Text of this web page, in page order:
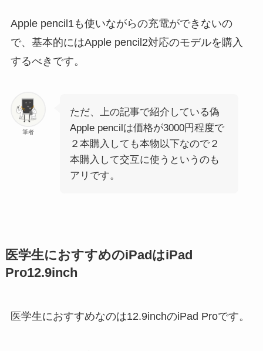
Apple pencil1も使いながらの充電ができないの
で、基本的にはApple pencil2対応のモデルを購入
するべきです。
筆者
ただ、上の記事で紹介している偽
Apple pencilは価格が3000円程度で
２本購入しても本物以下なので２
本購入して交互に使うというのも
アリです。
医学生におすすめのiPad はiPad
Pro12.9inch
医学生におすすめなのは12.9inchのiPad Proです。